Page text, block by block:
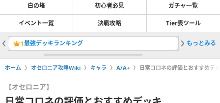
白の塔 初心者必見 ガチャ一覧
イベント一覧 決戦攻略 Tier表ツール
1最強デッキランキング 2
もっとみる
ホーム オセロニア攻略Wiki キャラ A/A+ 日常コロネの評価とおすすめデ
【オセロニア】